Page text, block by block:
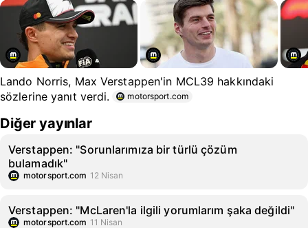
Lando Norris, Max Verstappen'in MCL39 hakkındaki
sözlerine yanıt verdi.
motorsport.com
Diğer yayınlar
Verstappen: "Sorunlarımıza bir türlü çözüm
bulamadık"
motorsport.com 12 Nisan
Verstappen: "McLaren'la ilgili yorumlarım şaka değildi"
motorsport.com 11 Nisan